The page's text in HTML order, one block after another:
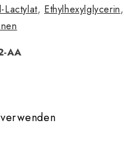
Lactylat, Ethylhexylglycerin,
AA